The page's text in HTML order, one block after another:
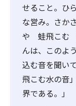
せること。ひ
な営み。さか
や 蛙飛こむ
んは、このよ
込む音を聞い
飛こむ水の音
界である。」